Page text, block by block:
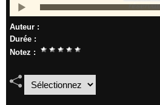
Auteur :
Durée :
Notez :